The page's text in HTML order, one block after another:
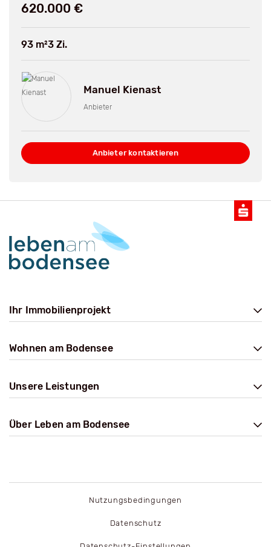
620.000 €
93 m²3 Zi.
Manuel Kienast
Anbieter
Anbieter kontaktieren
Ihr Immobilienprojekt
Wohnen am Bodensee
Unsere Leistungen
Über Leben am Bodensee
Nutzungsbedingungen
Datenschutz